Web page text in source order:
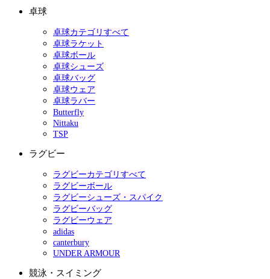
卓球
卓球カテゴリすべて
卓球ラケット
卓球ボール
卓球シューズ
卓球バッグ
卓球ウェア
卓球ラバー
Butterfly
Nittaku
TSP
ラグビー
ラグビーカテゴリすべて
ラグビーボール
ラグビーシューズ・スパイク
ラグビーバッグ
ラグビーウェア
adidas
canterbury
UNDER ARMOUR
競泳・スイミング